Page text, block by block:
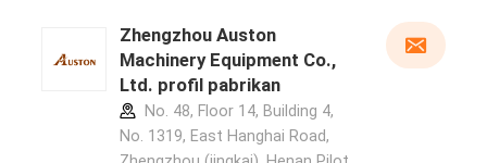
Zhengzhou Auston
Machinery Equipment Co.,
Ltd. profil pabrikan
No. 48, Floor 14, Building 4,
No. 1319, East Hanghai Road,